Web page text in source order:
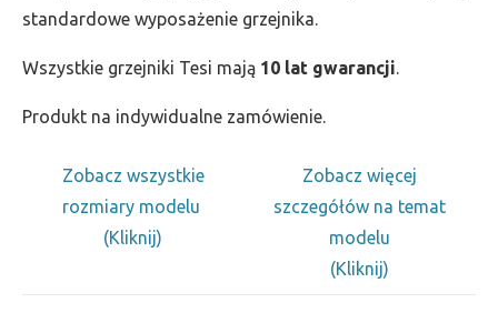
standardowe wyposażenie grzejnika.
Wszystkie grzejniki Tesi mają 10 lat gwarancji.
Produkt na indywidualne zamówienie.
Zobacz wszystkie
rozmiary modelu
(Kliknij)
Zobacz więcej
szczegółów na temat
modelu
(Kliknij)